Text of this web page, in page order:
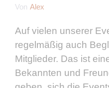
Von Alex
Auf vielen unserer
regelmäßig auch
Mitglieder. Das ist
Bekannten und